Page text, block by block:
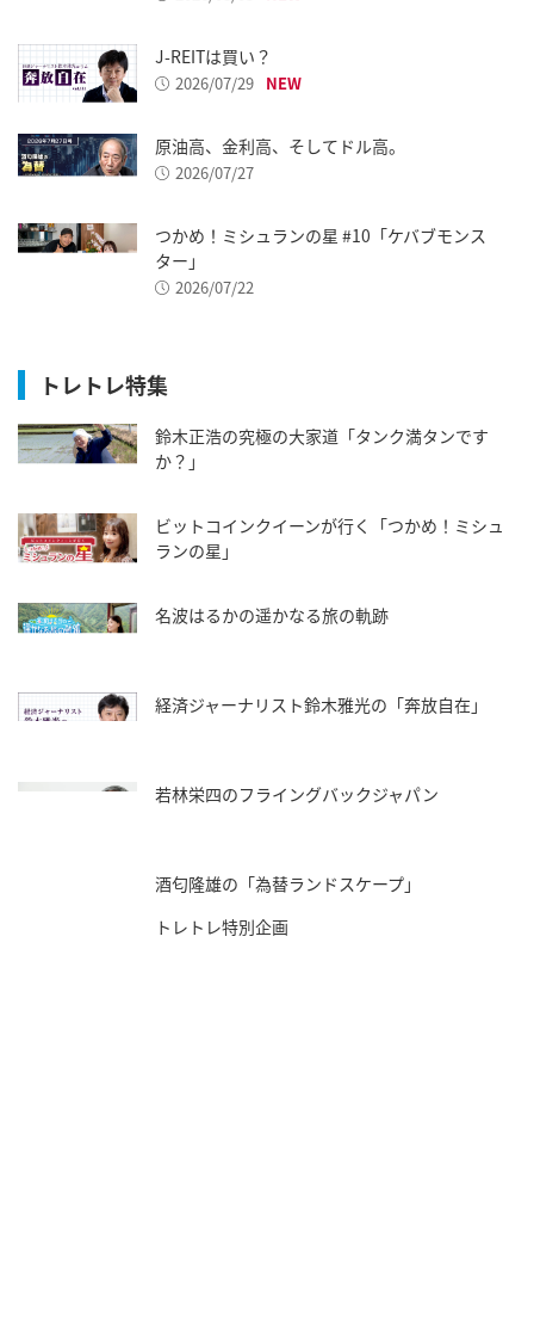
J-REITは買い？
2026/07/29
原油高、金利高、そしてドル高。
2026/07/27
つかめ！ミシュランの星 #10「ケバブモンス
ター」
2026/07/22
トレトレ特集
鈴木正浩の究極の大家道「タンク満タンです
か？」
ビットコインクイーンが行く「つかめ！ミシュ
ランの星」
名波はるかの遥かなる旅の軌跡
経済ジャーナリスト鈴木雅光の「奔放自在」
若林栄四のフライングバックジャパン
酒匂隆雄の「為替ランドスケープ」
トレトレ特別企画